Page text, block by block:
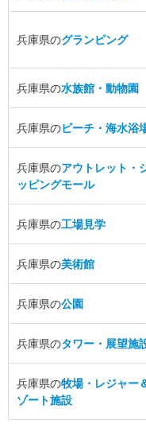
兵庫県のグランピング
兵庫県の水族館・動物園
兵庫県のビーチ・海水浴
兵庫県のアウトレット・
ッピングモール
兵庫県の工場見学
兵庫県の美術館
兵庫県の公園
兵庫県のタワー・展望施
兵庫県の牧場・レジャー
ゾート施設